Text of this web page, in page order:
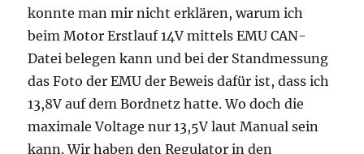
konnte man mir nicht erklären, warum ich
beim Motor Erstlauf 14V mittels EMU CAN-
Datei belegen kann und bei der Standmessung
das Foto der EMU der Beweis dafür ist, dass ich
13,8V auf dem Bordnetz hatte. Wo doch die
maximale Voltage nur 13,5V laut Manual sein
kann. Wir haben den Regulator in den